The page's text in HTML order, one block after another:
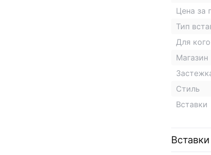
Цена за
Тип
Для кого
Магазин
Стиль
Вставки
Вставки